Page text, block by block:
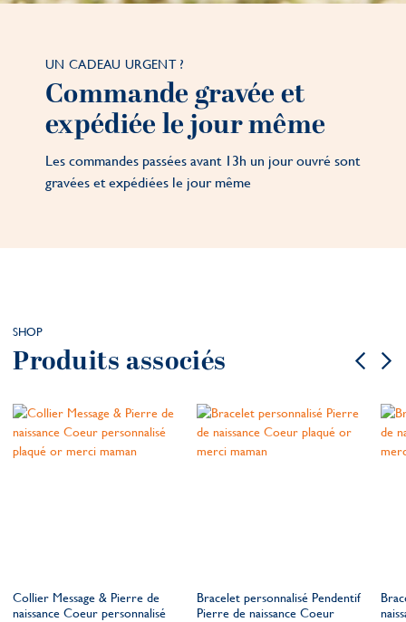
UN CADEAU URGENT ?
Commande gravée et
expédiée le jour même
Les commandes passées avant 13h un jour ouvré sont
gravées et expédiées le jour même
SHOP
Produits associés
Collier Message & Pierre de
naissance Coeur personnalisé
Bracelet personnalisé Pendentif
Pierre de naissance Coeur